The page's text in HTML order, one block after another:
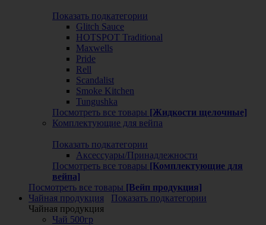
Показать подкатегории
Glitch Sauce
HOTSPOT Traditional
Maxwells
Pride
Rell
Scandalist
Smoke Kitchen
Tungushka
Посмотреть все товары [Жидкости щелочные]
Комплектующие для вейпа
Показать подкатегории
Аксессуары/Принадлежности
Посмотреть все товары [Комплектующие для
вейпа]
Посмотреть все товары [Вейп продукция]
Чайная продукция
Показать подкатегории
Чайная продукция
Чай 500гр